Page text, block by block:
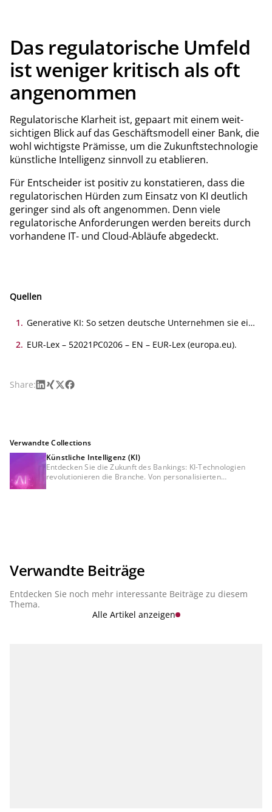
Das regulatorische Umfeld
ist weniger kritisch als oft
angenommen
Regulatorische Klarheit ist, gepaart mit einem weit-
sichtigen Blick auf das Geschäftsmodell einer Bank, die
wohl wichtigste Prämisse, um die Zukunftstechnologie
künstliche Intelligenz sinnvoll zu etablieren.
Für Entscheider ist positiv zu konstatieren, dass die
regulatorischen Hürden zum Einsatz von KI deutlich
geringer sind als oft angenommen. Denn viele
regulatorische Anforderungen werden bereits durch
vorhandene IT- und Cloud-Abläufe abgedeckt.
Quellen
1. Generative KI: So setzen deutsche Unternehmen sie ein
2. EUR-Lex – 52021PC0206 – EN – EUR-Lex (europa.eu).
Share:LinkedIn
Xing
X Facebook
Verwandte Collections
Künstliche Intelligenz (KI)
Entdecken Sie die Zukunft des Bankings: KI-Technologien
revolutionieren die Branche. Von personalisierten
Verwandte Beiträge
Entdecken Sie noch mehr interessante Beiträge zu diesem
Thema.
Alle Artikel anzeigen